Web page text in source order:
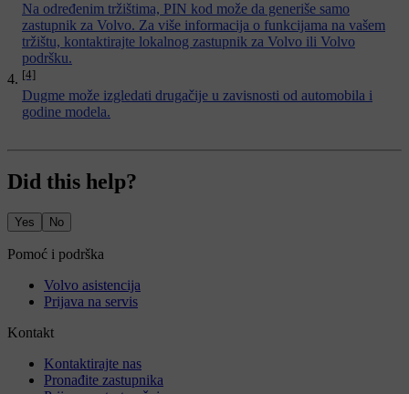
Na određenim tržištima, PIN kod može da generiše samo
zastupnik za Volvo. Za više informacija o funkcijama na vašem
tržištu, kontaktirajte lokalnog zastupnik za Volvo ili Volvo
podršku.
[4]
Dugme može izgledati drugačije u zavisnosti od automobila i
godine modela.
Did this help?
Yes No